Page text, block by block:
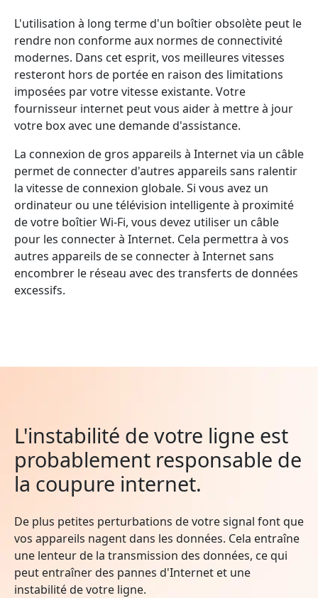
L'utilisation à long terme d'un boîtier obsolète peut le
rendre non conforme aux normes de connectivité
modernes. Dans cet esprit, vos meilleures vitesses
resteront hors de portée en raison des limitations
imposées par votre vitesse existante. Votre
fournisseur internet peut vous aider à mettre à jour
votre box avec une demande d'assistance.
La connexion de gros appareils à Internet via un câble
permet de connecter d'autres appareils sans ralentir
la vitesse de connexion globale. Si vous avez un
ordinateur ou une télévision intelligente à proximité
de votre boîtier Wi-Fi, vous devez utiliser un câble
pour les connecter à Internet. Cela permettra à vos
autres appareils de se connecter à Internet sans
encombrer le réseau avec des transferts de données
excessifs.
L'instabilité de votre ligne est
probablement responsable de
la coupure internet.
De plus petites perturbations de votre signal font que
vos appareils nagent dans les données. Cela entraîne
une lenteur de la transmission des données, ce qui
peut entraîner des pannes d'Internet et une
instabilité de votre ligne.